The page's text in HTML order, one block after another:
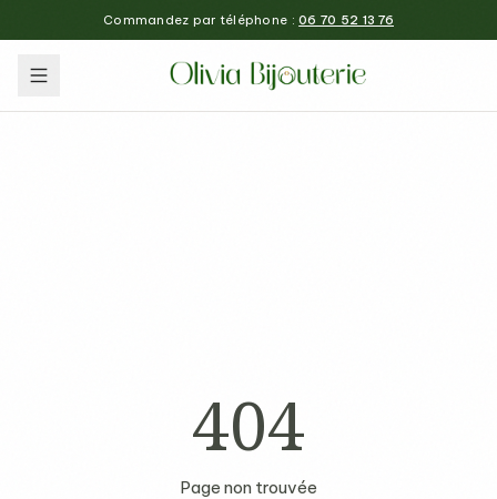
Commandez par téléphone :06 70 52 13 76
404
Page non trouvée